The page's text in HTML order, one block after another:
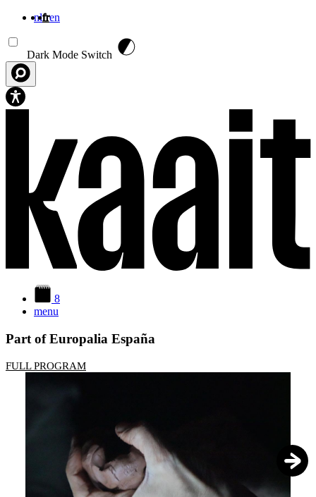
nlfren
Dark Mode Switch
8
menu
Part of Europalia España
FULL PROGRAM